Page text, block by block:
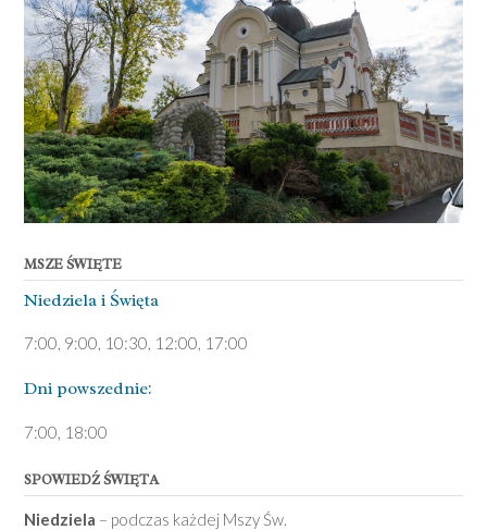
MSZE ŚWIĘTE
Niedziela ­i Święta
7:00, 9:00, 10:30, 12:00, 17:00
Dni pows­zednie:
7­:00, 18:00­
SPOWIEDŹ ŚWIĘTA
Niedziela – podczas każdej Mszy Św.